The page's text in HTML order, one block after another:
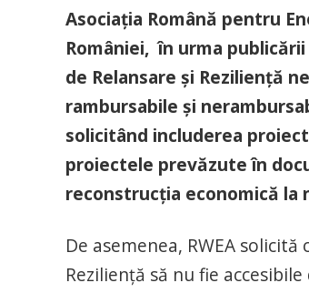
Asociația Română pentru
României, în urma
de Relansare și Reziliență
rambursabile și
solicitând includerea
proiectele prevăzute în
reconstrucția economică la
De asemenea, RWEA
Reziliență să nu fie